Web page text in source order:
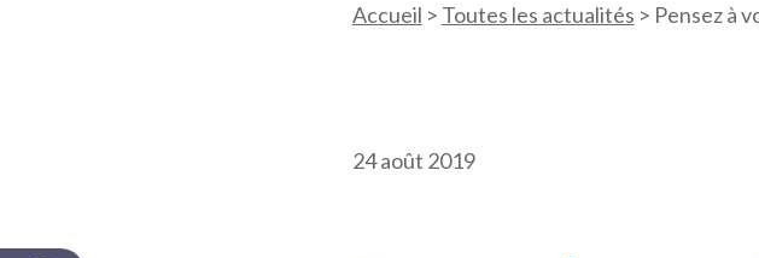
Accueil > Toutes les actualités > Pensez à
24 août 2019